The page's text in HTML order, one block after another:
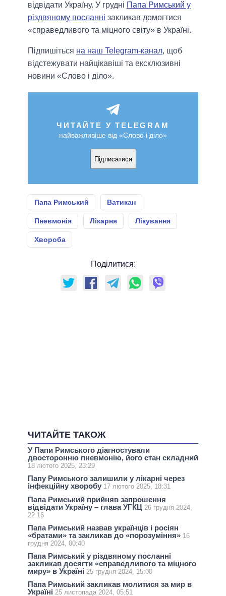
відвідати Україну. У грудні Папа Римський у
різдвяному посланні закликав домогтися
«справедливого та міцного світу» в Україні.
Підпишіться на наш Telegram-канал, щоб
відстежувати найцікавіші та ексклюзивні
новини «Слово і діло».
ЧИТАЙТЕ У TELEGRAM
найважливіше від «Слово і діло»
Підписатися
Папа Римський Ватикан
Пневмонія Лікарня Лікування
Хвороба
Поділитися:
ЧИТАЙТЕ ТАКОЖ
У Папи Римського діагностували
двосторонню пневмонію, його стан складний
18 лютого 2025, 23:29
Папу Римського залишили у лікарні через
інфекційну хворобу 17 лютого 2025, 18:31
Папа Римський прийняв запрошення
відвідати Україну – глава УГКЦ 26 грудня 2024,
22:16
Папа Римський назвав українців і росіян
«братами» та закликав до «порозуміння» 16
грудня 2024, 00:40
Папа Римський у різдвяному посланні
закликав досягти «справедливого та міцного
миру» в Україні 25 грудня 2024, 15:00
Папа Римський закликав молитися за мир в
Україні 25 листопада 2024, 05:51